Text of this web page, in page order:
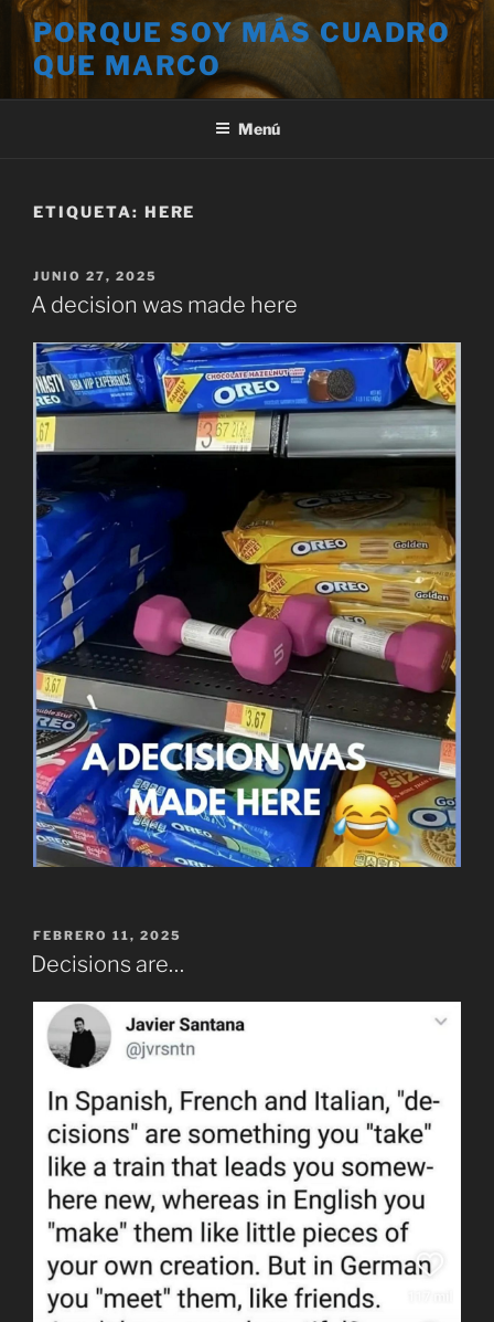
Saltar
contenido
PORQUE SOY MÁS CUADRO
QUE MARCO
Menú
ETIQUETA: HERE
PUBLICADO
EL
JUNIO 27, 2025
A decision was made here
PUBLICADO
EL
FEBRERO 11, 2025
Decisions are…